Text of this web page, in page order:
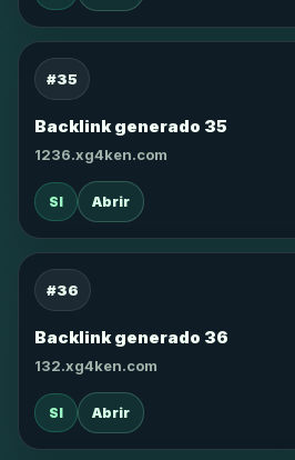
#35
Backlink generado 35
1236.xg4ken.com
SI Abrir
#36
Backlink generado 36
132.xg4ken.com
SI Abrir